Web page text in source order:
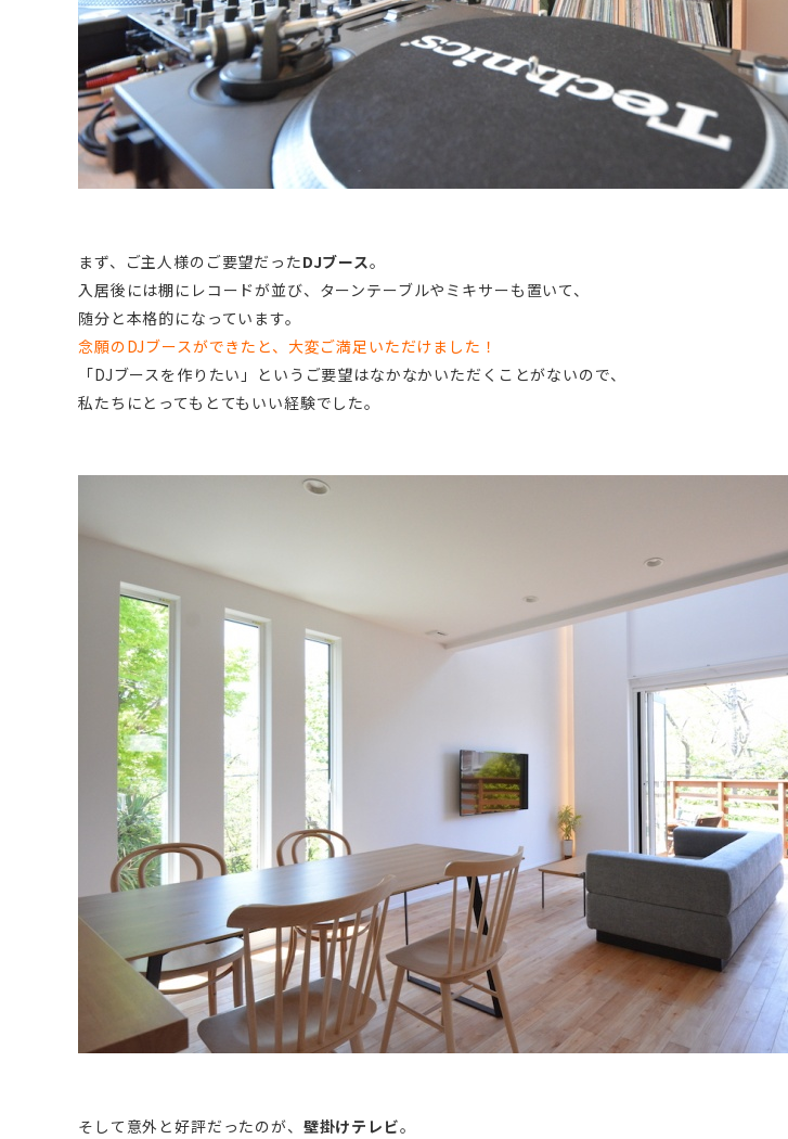
まず、ご主人様のご要望だったDJブース。
入居後には棚にレコードが並び、ターンテーブルやミキサーも置いて、
随分と本格的になっています。
念願のDJブースができたと、大変ご満足いただけました！
「DJブースを作りたい」というご要望はなかなかいただくことがないので、
私たちにとってもとてもいい経験でした。
そして意外と好評だったのが、 壁掛けテレビ。